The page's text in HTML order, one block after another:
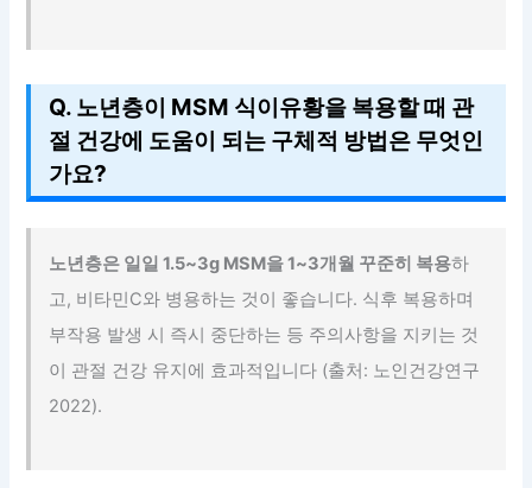
Q. 노년층이 MSM 식이유황을 복용할 때 관
절 건강에 도움이 되는 구체적 방법은 무엇인
가요?
노년층은 일일 1.5~3g MSM을 1~3개월 꾸준히 복용하
고, 비타민C와 병용하는 것이 좋습니다. 식후 복용하며
부작용 발생 시 즉시 중단하는 등 주의사항을 지키는 것
이 관절 건강 유지에 효과적입니다 (출처: 노인건강연구
2022).